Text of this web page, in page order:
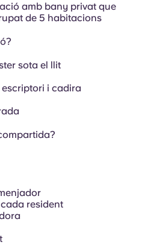
French
amb bany privat que
de 5 habitacions
sota el llit
i cadira
resident